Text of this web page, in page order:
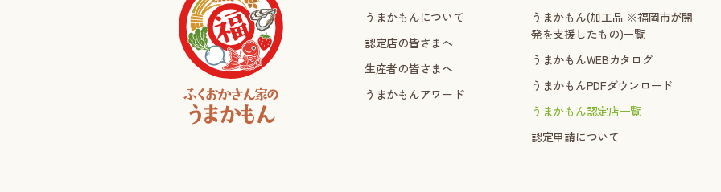
うまかもんについて
認定店の皆さまへ
生産者の皆さまへ
うまかもんアワード
うまかもん(加工品 ※福岡市が開
発を支援したもの)一覧
うまかもんWEBカタログ
うまかもんPDFダウンロード
うまかもん認定店一覧
認定申請について